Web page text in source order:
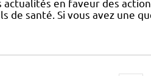
actualités en faveur des
de santé. Si vous avez une